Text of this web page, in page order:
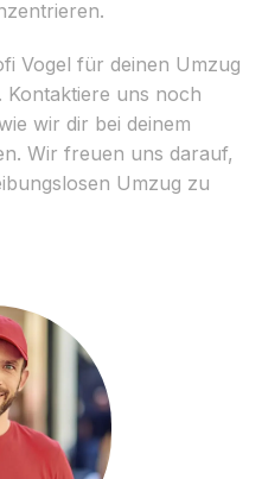
Vogel für deinen Umzug
uns noch
wir dir bei deinem
Wir freuen uns darauf,
Umzug zu